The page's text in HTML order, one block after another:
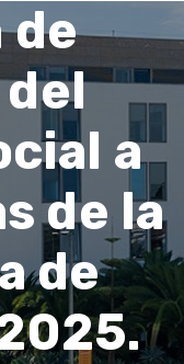
de
a
de la
de